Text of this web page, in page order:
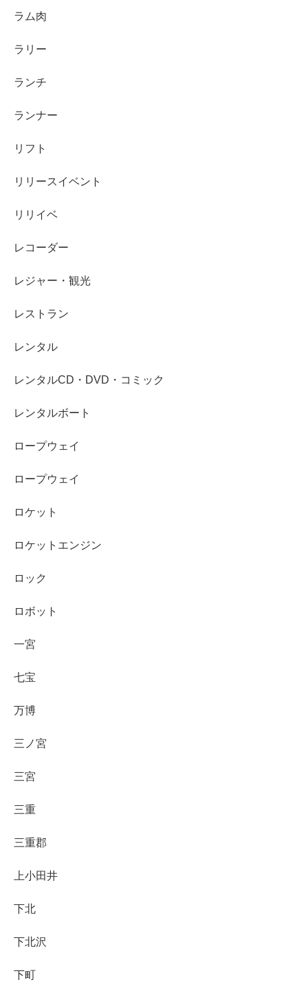
ラム肉
ラリー
ランチ
ランナー
リフト
リリースイベント
リリイベ
レコーダー
レジャー・観光
レストラン
レンタル
レンタルCD・DVD・コミック
レンタルボート
ロープウェイ
ロープウェイ
ロケット
ロケットエンジン
ロック
ロボット
一宮
七宝
万博
三ノ宮
三宮
三重
三重郡
上小田井
下北
下北沢
下町